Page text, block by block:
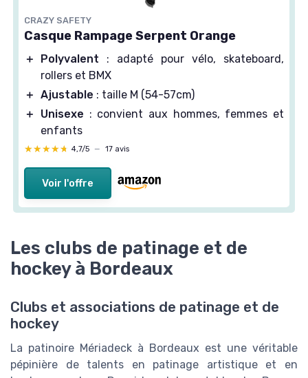
CRAZY SAFETY
Casque Rampage Serpent Orange
＋ Polyvalent : adapté pour vélo, skateboard,
rollers et BMX
＋ Ajustable : taille M (54-57cm)
＋
Unisexe : convient aux hommes, femmes et
enfants
★★★★★
★★★★★ 4,7/5 — 17 avis
Voir l'offre
Les clubs de patinage et de
hockey à Bordeaux
Clubs et associations de patinage et de
hockey
La patinoire Mériadeck à Bordeaux est une véritable
pépinière de talents en patinage artistique et en